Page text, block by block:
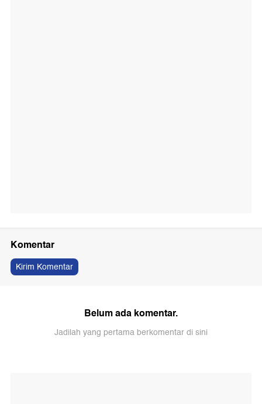
Komentar
Kirim Komentar
Belum ada komentar.
Jadilah yang pertama berkomentar di sini